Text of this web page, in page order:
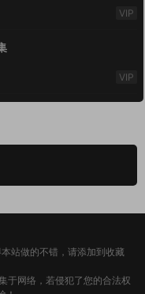
VIP
VIP
站做的不错，请添加到收藏
网络，若侵犯了您的合法权